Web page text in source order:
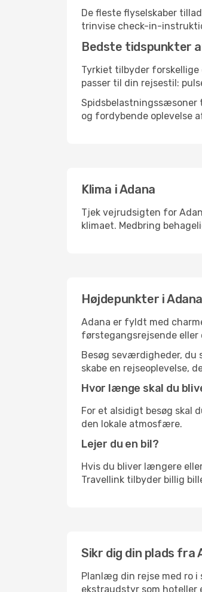
De fleste flyselskaber
trinvise check-in-
Bedste tidspunkter
Tyrkiet tilbyder
passer til din rejsestil:
Spidsbelastningssæsoner
og fordybende oplevelse
Klima i Adana
Tjek vejrudsigten for
klimaet. Medbring
Højdepunkter i Adana
Adana er fyldt med
førstegangsrejsende
Besøg seværdigheder, du
skabe en rejseoplevelse,
Hvor længe skal du
For et alsidigt besøg skal
den lokale atmosfære.
Lejer du en bil?
Hvis du bliver længere
Travellink tilbyder billig
Sikr dig din plads fra
Planlæg din rejse med ro
ekstraudstyr som hoteller